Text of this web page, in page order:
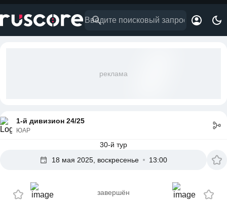
реклама
1-й дивизион 24/25
ЮАР
30-й тур
18 мая 2025, воскресенье
13:00
завершён